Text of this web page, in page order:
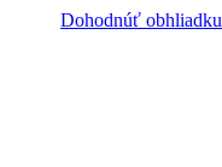
Dohodnúť obhliadku